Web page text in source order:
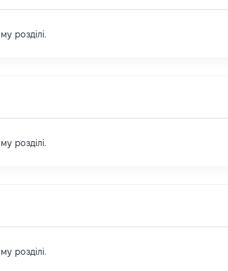
розділі.
розділі.
розділі.